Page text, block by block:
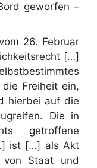
geworfen –
26. Februar
[…]
Freiheit ein,
hierbei auf die
Die in
getroffene
ist […] als Akt
von Staat und